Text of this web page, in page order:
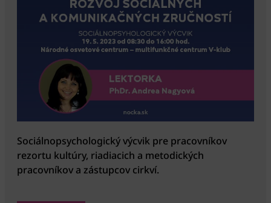
Sociálnopsychologický výcvik pre pracovníkov
rezortu kultúry, riadiacich a metodických
pracovníkov a zástupcov cirkví.